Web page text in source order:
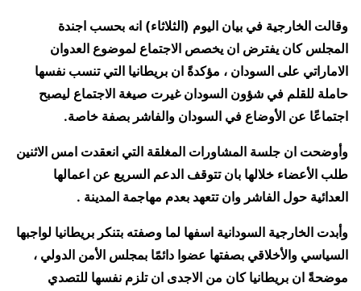
وقالت الخارجية في بيان اليوم (الثلاثاء) انه بحسب اجندة
المجلس كان يفترض ان يخصص الاجتماع لموضوع العدوان
الاماراتي على السودان ، مؤكدةً ان بريطانيا التي تنسب نفسها
حاملة للقلم في شؤون السودان غيرت صيغة الاجتماع ليصبح
اجتماعًا عن الأوضاع في السودان والفاشر بصفة خاصة.
وأوضحت ان جلسة المشاورات المغلقة التي انعقدت امس الاثنين
طلب الأعضاء خلالها بان تتوقف الدعم السريع عن اعمالها
العدائية حول الفاشر وان تتعهد بعدم مهاجمة المدينة .
وأبدت الخارجية السودانية اسفها لما وصفته بتنكر بريطانيا لواجبها
السياسي والأخلاقي بصفتها عضوا دائمًا بمجلس الأمن الدولي ،
موضحةً ان بريطانيا كان من الاجدى ان تلزم نفسها للتصدي